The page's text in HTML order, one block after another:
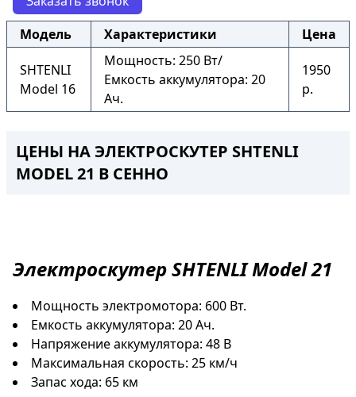
Модель
Характеристики Цена
SHTENLI
Model 16
Мощность: 250 Вт/
Емкость аккумулятора: 20
Ач.
1950
р.
ЦЕНЫ НА ЭЛЕКТРОСКУТЕР SHTENLI
MODEL 21 В СЕННО
ЭлектроскутерSHTENLI Model 21
Мощность электромотора: 600 Вт.
Емкость аккумулятора: 20 Ач.
Напряжение аккумулятора: 48 В
Максимальная скорость: 25 км/ч
Запас хода: 65 км